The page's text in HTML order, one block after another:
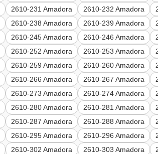
2610-231 Amadora 2610-232 Amadora
2610-238 Amadora 2610-239 Amadora
2610-245 Amadora 2610-246 Amadora
2610-252 Amadora 2610-253 Amadora
2610-259 Amadora 2610-260 Amadora
2610-266 Amadora 2610-267 Amadora
2610-273 Amadora 2610-274 Amadora
2610-280 Amadora 2610-281 Amadora
2610-287 Amadora 2610-288 Amadora
2610-295 Amadora 2610-296 Amadora
2610-302 Amadora 2610-303 Amadora